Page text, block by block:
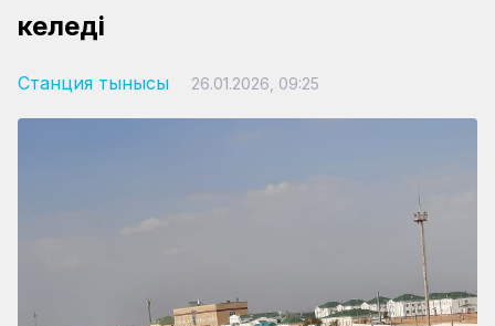
келеді
Станция тынысы 26.01.2026, 09:25